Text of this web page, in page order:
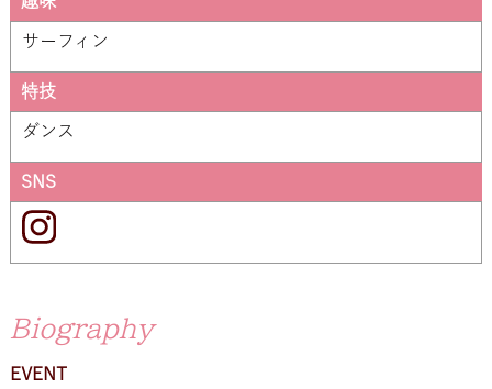
サーフィン
特技
ダンス
SNS
Biography
EVENT